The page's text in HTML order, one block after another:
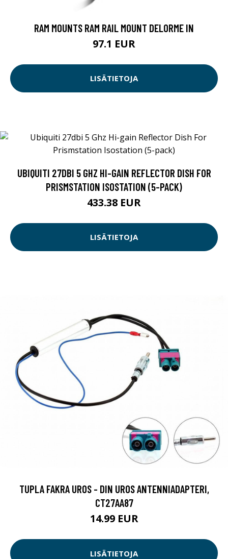
RAM MOUNTS RAM RAIL MOUNT DELORME IN
97.1 EUR
LISÄTIETOJA
UBIQUITI 27DBI 5 GHZ HI-GAIN REFLECTOR DISH FOR
PRISMSTATION ISOSTATION (5-PACK)
433.38 EUR
LISÄTIETOJA
TUPLA FAKRA UROS - DIN UROS ANTENNIADAPTERI,
CT27AA87
14.99 EUR
LISÄTIETOJA